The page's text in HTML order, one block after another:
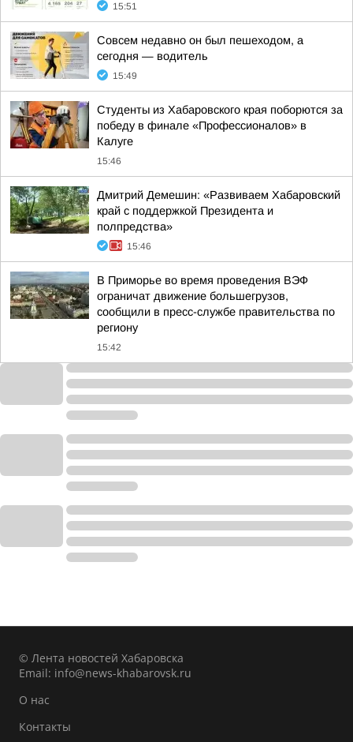
15:51
Совсем недавно он был пешеходом, а
сегодня — водитель
15:49
Студенты из Хабаровского края поборются за
победу в финале «Профессионалов» в
Калуге
15:46
Дмитрий Демешин: «Развиваем Хабаровский
край с поддержкой Президента и
полпредства»
15:46
В Приморье во время проведения ВЭФ
ограничат движение большегрузов,
сообщили в пресс-службе правительства по
региону
15:42
© Лента новостей Хабаровска
Email: info@news-khabarovsk.ru
О нас
Контакты